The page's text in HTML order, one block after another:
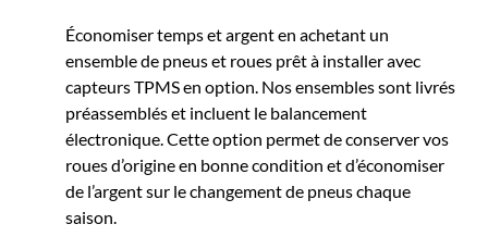
Économiser temps et argent en achetant un
ensemble de pneus et roues prêt à installer avec
capteurs TPMS en option. Nos ensembles sont livrés
préassemblés et incluent le balancement
électronique. Cette option permet de conserver vos
roues d’origine en bonne condition et d’économiser
de l’argent sur le changement de pneus chaque
saison.